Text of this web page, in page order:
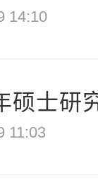
14:10
硕士研
11:03